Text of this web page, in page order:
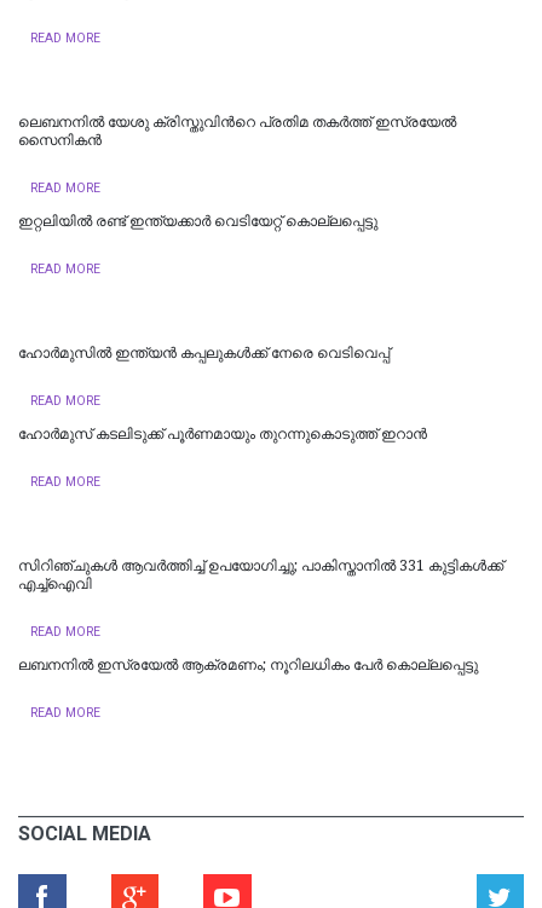
READ MORE
ലെബനനില്‍ യേശു ക്രിസ്തുവിന്‍റെ പ്രതിമ തകര്‍ത്ത് ഇസ്രയേല്‍
സൈനികന്‍
READ MORE
ഇറ്റലിയില്‍ രണ്ട് ഇന്ത്യക്കാര്‍ വെടിയേറ്റ് കൊല്ലപ്പെട്ടു
READ MORE
ഹോർമുസിൽ ഇന്ത്യൻ കപ്പലുകൾക്ക് നേരെ വെടിവെപ്പ്
READ MORE
ഹോര്‍മുസ് കടലിടുക്ക് പൂര്‍ണമായും തുറന്നുകൊടുത്ത് ഇറാൻ
READ MORE
സിറിഞ്ചുകൾ ആവർത്തിച്ച് ഉപയോഗിച്ചു; പാകിസ്താനിൽ 331 കുട്ടികൾക്ക്
എച്ച്‌ഐവി
READ MORE
ലബനനിൽ ഇസ്രയേൽ ആക്രമണം; നൂറിലധികം പേർ കൊല്ലപ്പെട്ടു
READ MORE
SOCIAL MEDIA